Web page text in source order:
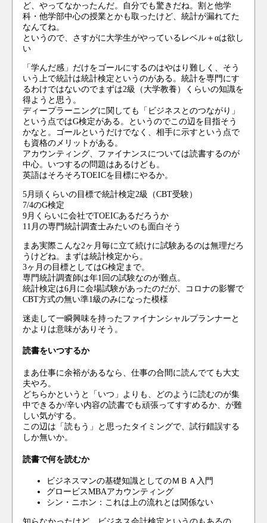
ど、やってなかったんだ。自分でも驚きだね。割と他学
科・他学部中心の授業とかも取ったけど、統計が漏れてた
なんてね。
というので、さすがに大学生がやっているレベル＋αは欲し
い
「学んだ感」だけをゴールにするのはやはり難しく、そう
いう上で統計は統計検定というのがある。統計を専門にす
るわけではないのでまずは2級（大学教養）くらいの知識を
得ようと思う。
ディープラーニングに関しても「ビジネスとのつながり」
という点ではG検定がある。というのでこの辺を目指そう
かなと。ゴールというだけでなく、相手に示すという点で
も資格のメリットがある。
アカウンティング、ファイナンスについては読書するのが
中心。いつするの問題はあるけども。
英語はそろそろTOEICを目標にやるか。
5月頭くらいの目標で統計検定2級（CBT受験）
7/4のG検定
9月くらいに会社でTOEICあるだろうか
11月の専門統計調査士みたいのも面白そう
まあ実際こんな2ヶ月毎に立て続けに試験あるのは無理だろ
うけどね。まずは統計検定から。
3ヶ月の目標としてはG検定まで。
専門統計調査師は年1回の試験なのが難点。
統計検定は6月に会場試験があったのだが、コロナの影響で
CBT方式の無い準1級のみになった模様
迷走して一瞬興味を持ったファイナンシャルプランナーと
かよりは意味がありそう。
読書をいつするか
まあ仕事に余裕があるなら、仕事の合間に読んでても大丈
夫やろ。
どちらかというと「いつ」よりも、どのように読むのが集
中できるか/辛い内容の読書でも頑張ってすすめるか、が難
しい気がする。
この辺は「読もう」と思ったタイミングで、試行錯誤する
しか無いか。
読書で何を読むか
ビジネスマンの基礎知識としてのＭＢＡ入門
グロービスMBAアカウンティング
シン・ニホン：これは上の流れとは関係ない